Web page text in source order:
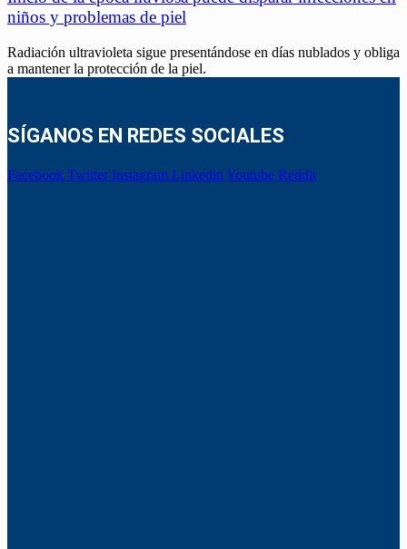
niños y problemas de piel
Radiación ultravioleta sigue presentándose en días nublados y obliga
a mantener la protección de la piel.
SÍGANOS EN REDES SOCIALES
Facebook Twitter Instagram Linkedin Youtube Reddit